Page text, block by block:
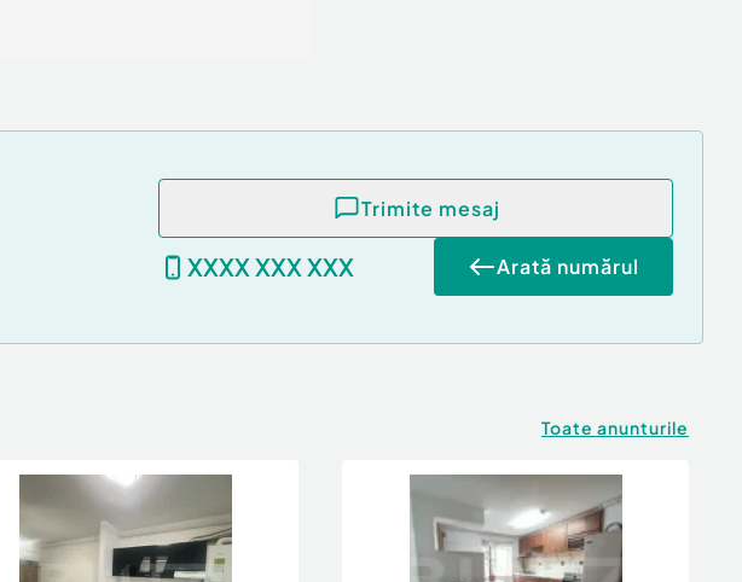
Trimite mesaj
XXXX XXX XXX Arată numărul
Toate anunturile